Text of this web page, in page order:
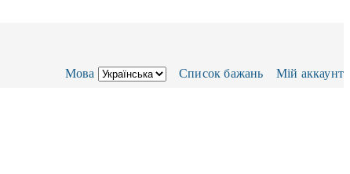
Мова Список бажань Мій аккаунт